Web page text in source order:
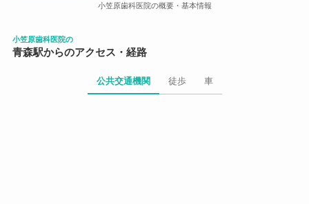
小笠原歯科医院の概要・基本情報
小笠原歯科医院の
青森駅からのアクセス・経路
公共交通機関 徒歩 車